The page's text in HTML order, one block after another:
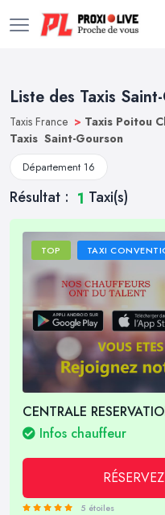
Liste des Taxis
Taxis France > Taxis Poitou
Taxis Saint-Gourson
Département 16
Résultat : 1 Taxi(s)
TOP TAXI
CENTRALE
Infos chauffeur
5 étoiles